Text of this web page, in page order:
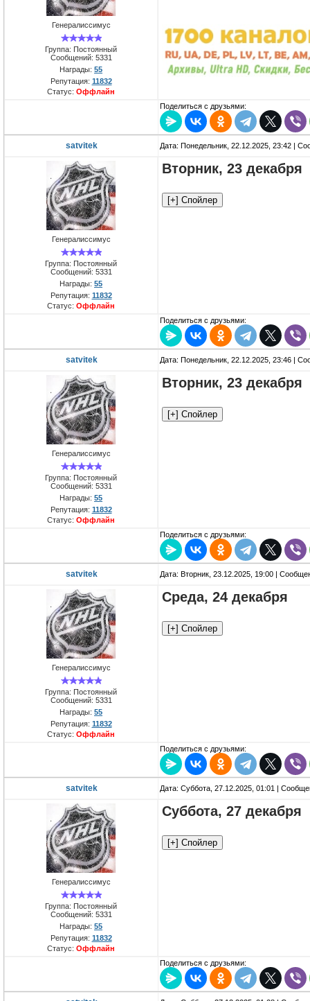
Генералиссимус
Группа: Постоянный
Сообщений: 5331
Награды: 55
Репутация: 11832
Статус: Оффлайн
Поделиться с друзьями:
satvitek Дата: Понедельник, 22.12.2025, 23:42 |
Генералиссимус
Группа: Постоянный
Сообщений: 5331
Награды: 55
Репутация: 11832
Статус: Оффлайн
Вторник, 23 декабря
Поделиться с друзьями:
satvitek Дата: Понедельник, 22.12.2025, 23:46 |
Генералиссимус
Группа: Постоянный
Сообщений: 5331
Награды: 55
Репутация: 11832
Статус: Оффлайн
Вторник, 23 декабря
Поделиться с друзьями:
satvitek Дата: Вторник, 23.12.2025, 19:00 |
Генералиссимус
Группа: Постоянный
Сообщений: 5331
Награды: 55
Репутация: 11832
Статус: Оффлайн
Среда, 24 декабря
Поделиться с друзьями:
satvitek Дата: Суббота, 27.12.2025, 01:01 |
Генералиссимус
Группа: Постоянный
Сообщений: 5331
Награды: 55
Репутация: 11832
Статус: Оффлайн
Суббота, 27 декабря
Поделиться с друзьями: